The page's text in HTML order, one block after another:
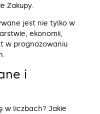
Zakupy.
jest nie tylko w
ekonomii,
w prognozowaniu
i
w liczbach? Jakie